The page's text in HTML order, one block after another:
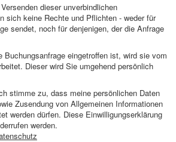
dieser unverbindlichen
sich keine Rechte und Pflichten - weder für
sendet, noch für denjenigen, der die Anfrage
Buchungsanfrage eingetroffen ist, wird sie vom
Dieser wird Sie umgehend persönlich
stimme zu, dass meine persönlichen Daten
Zusendung von Allgemeinen Informationen
werden dürfen. Diese Einwilligungserklärung
werden.